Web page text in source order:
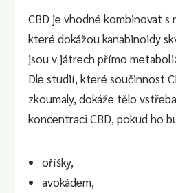
CBD je vhodné kombinovat s
které dokážou kanabinoidy
jsou v játrech přímo
Dle studií, které součinnost
zkoumaly, dokáže tělo
koncentraci CBD, pokud ho
oříšky,
avokádem,